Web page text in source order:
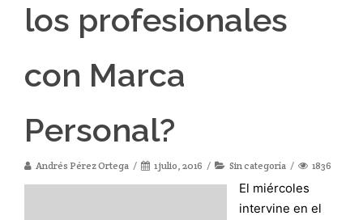
los profesionales
con Marca
Personal?
Andrés Pérez Ortega 1 julio, 2016 Sin categoría 1836
El miércoles
intervine en el